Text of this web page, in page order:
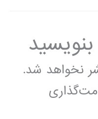
نخواهد شد.